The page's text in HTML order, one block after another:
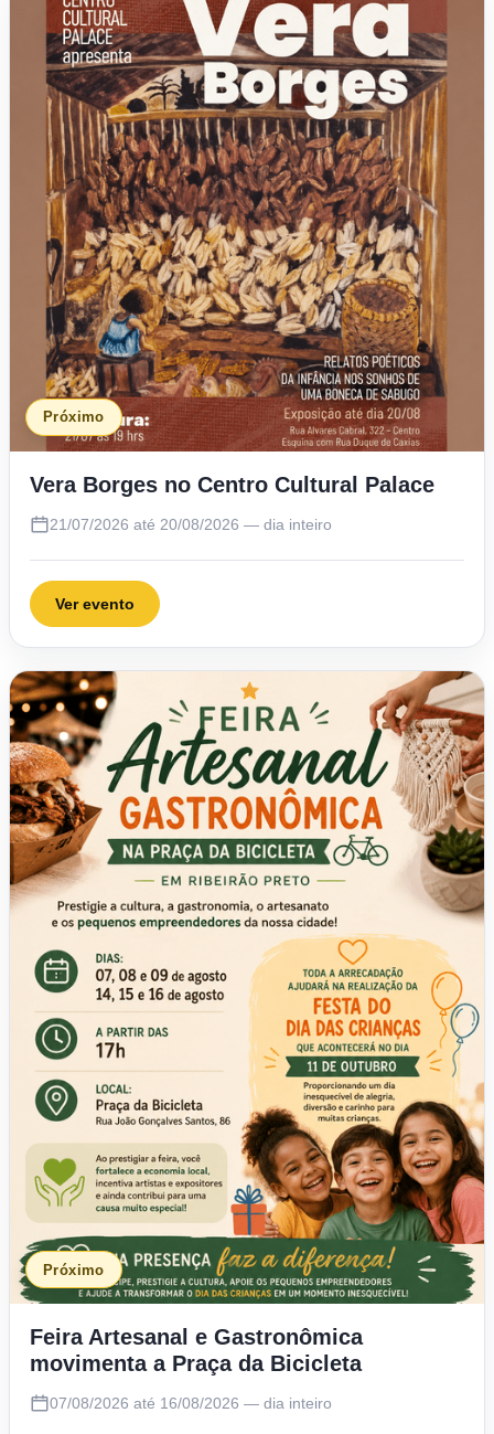
Próximo
Vera Borges no Centro Cultural Palace
21/07/2026 até 20/08/2026 — dia inteiro
Ver evento
Próximo
Feira Artesanal e Gastronômica
movimenta a Praça da Bicicleta
07/08/2026 até 16/08/2026 — dia inteiro